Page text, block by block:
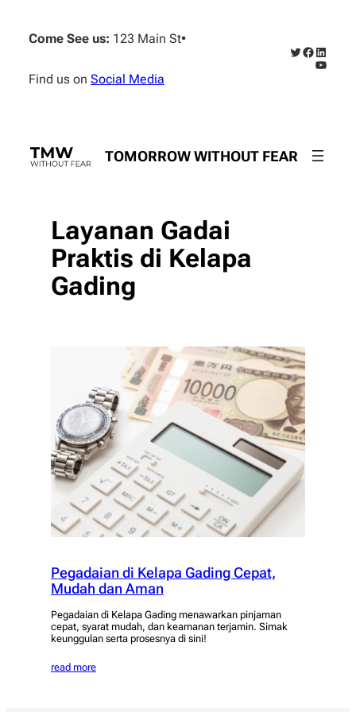
content
Come See us: 123 Main St•
Find us on Social Media
Twitter
Facebook
TOMORROW WITHOUT FEAR
Layanan Gadai
Praktis di Kelapa
Gading
Pegadaian di Kelapa Gading Cepat,
Mudah dan Aman
Pegadaian di Kelapa Gading menawarkan pinjaman
cepat, syarat mudah, dan keamanan terjamin. Simak
keunggulan serta prosesnya di sini!
read more